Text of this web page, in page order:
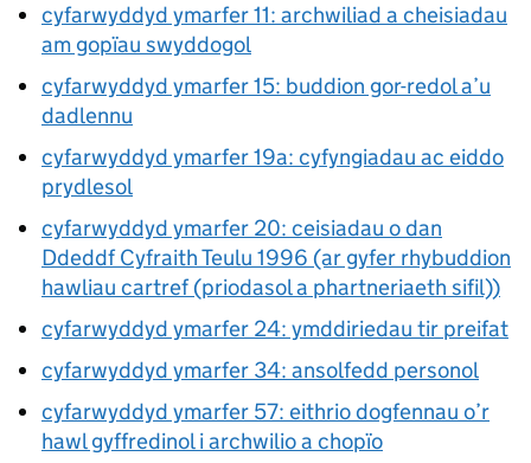
cyfarwyddyd ymarfer 11: archwiliad a cheisiadau
am gopïau swyddogol
cyfarwyddyd ymarfer 15: buddion gor-redol a’u
dadlennu
cyfarwyddyd ymarfer 19a: cyfyngiadau ac eiddo
prydlesol
cyfarwyddyd ymarfer 20: ceisiadau o dan
Ddeddf Cyfraith Teulu 1996 (ar gyfer rhybuddion
hawliau cartref (priodasol a phartneriaeth sifil))
cyfarwyddyd ymarfer 24: ymddiriedau tir preifat
cyfarwyddyd ymarfer 34: ansolfedd personol
cyfarwyddyd ymarfer 57: eithrio dogfennau o’r
hawl gyffredinol i archwilio a chopïo